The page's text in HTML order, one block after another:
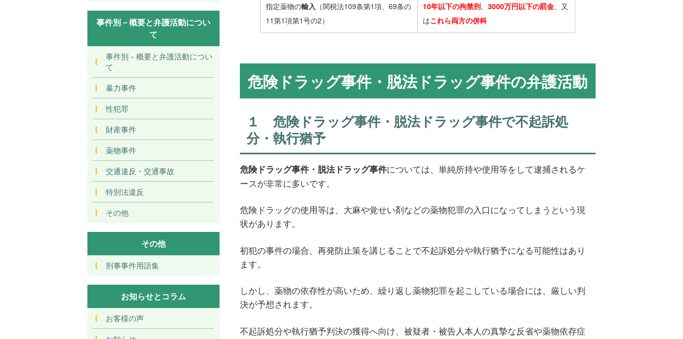
指定薬物の輸入 （関税法109条第1項、69条の
11第1項第1号の2）
10年以下の拘禁刑 3000万円以下の罰金 、又
はこれら両方の併科
危険ドラッグ事件・脱法ドラッグ事件の弁護活動
１ 危険ドラッグ事件・脱法ドラッグ事件で不起訴処
分・執行猶予
危険ドラッグ事件・脱法ドラッグ事件については、単純所持や使用等をして逮捕されるケ
ースが非常に多いです。
危険ドラッグの使用等は、大麻や覚せい剤などの薬物犯罪の入口になってしまうという現
状があります。
初犯の事件の場合、再発防止策を講じることで不起訴処分や執行猶予になる可能性はあり
ます。
しかし、薬物の依存性が高いため、繰り返し薬物犯罪を起こしている場合には、厳しい判
決が予想されます。
不起訴処分や執行猶予判決の獲得へ向け、被疑者・被告人本人の真摯な反省や薬物依存症
事件別－概要と弁護活動につい
て
事件別－概要と弁護活動につい
て
暴力事件
性犯罪
財産事件
薬物事件
交通違反・交通事故
特別法違反
その他
その他
刑事事件用語集
お知らせとコラム
お客様の声